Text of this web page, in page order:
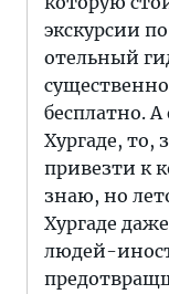
экскурсии
отельный
бесплатно. А
Хургаде, то,
привезти к
знаю, но
Хургаде
людей-